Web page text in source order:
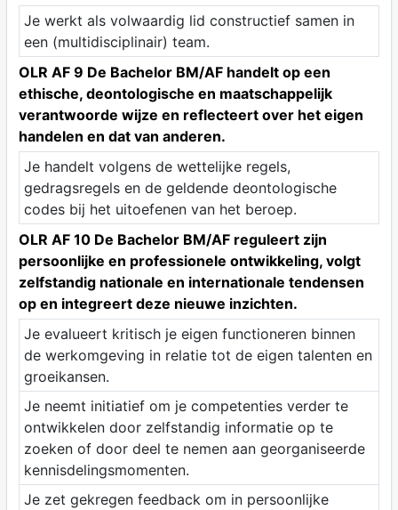
Je werkt als volwaardig lid constructief samen in
een (multidisciplinair) team.
OLR AF 9 De Bachelor BM/AF handelt op een
ethische, deontologische en maatschappelijk
verantwoorde wijze en reflecteert over het eigen
handelen en dat van anderen.
Je handelt volgens de wettelijke regels,
gedragsregels en de geldende deontologische
codes bij het uitoefenen van het beroep.
OLR AF 10 De Bachelor BM/AF reguleert zijn
persoonlijke en professionele ontwikkeling, volgt
zelfstandig nationale en internationale tendensen
op en integreert deze nieuwe inzichten.
Je evalueert kritisch je eigen functioneren binnen
de werkomgeving in relatie tot de eigen talenten en
groeikansen.
Je neemt initiatief om je competenties verder te
ontwikkelen door zelfstandig informatie op te
zoeken of door deel te nemen aan georganiseerde
kennisdelingsmomenten.
Je zet gekregen feedback om in persoonlijke